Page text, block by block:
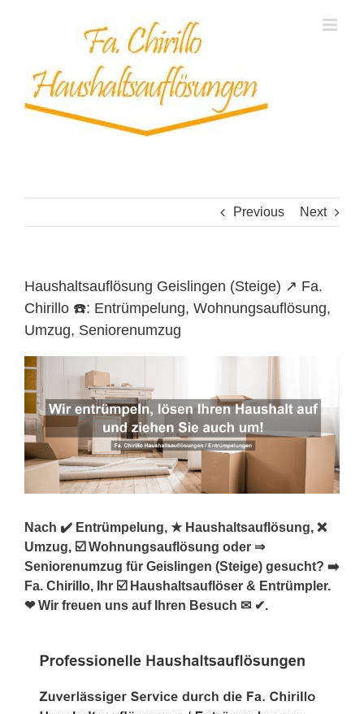
Previous Next
Haushaltsauflösung Geislingen (Steige) ↗️ Fa.
Chirillo ☎️: Entrümpelung, Wohnungsauflösung,
Umzug, Seniorenumzug
Nach ✔️ Entrümpelung, ★ Haushaltsauflösung, ❌
Umzug, ☑️ Wohnungsauflösung oder ⇒
Seniorenumzug für Geislingen (Steige) gesucht? ➡️
Fa. Chirillo, Ihr ☑️ Haushaltsauflöser & Entrümpler.
❤ Wir freuen uns auf Ihren Besuch ✉ ✔.